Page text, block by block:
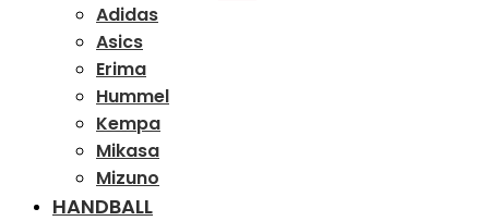
Adidas
Asics
Erima
Hummel
Kempa
Mikasa
Mizuno
HANDBALL